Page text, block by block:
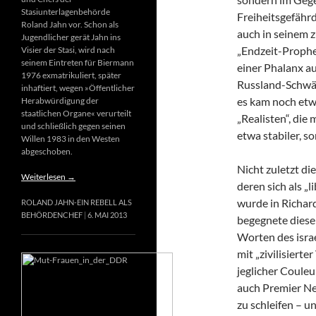
auch in seinem
„Endzeit-
einer Phalanx
Russland-
es kam noch
„Realisten“,
etwa stabiler,
Nicht zuletzt
deren sich als
wurde in
begegnete
Worten des
mit „zivilisierter
jeglicher
auch Premier
zu schleifen –
Stasiunterlagenbehörde
Roland Jahn vor. Schon als
Jugendlicher gerät Jahn ins
Visier der Stasi, wird nach
seinem Eintreten für Biermann
1976 exmatrikuliert, später
inhaftiert, wegen »Öffentlicher
Herabwürdigung der
staatlichen Organe« verurteilt
und schließlich gegen seinen
Willen 1983 in den Westen
abgeschoben.
Weiterlesen →
ROLAND JAHN-EIN REBELL ALS
BEHÖRDENCHEF 6. MAI 2013